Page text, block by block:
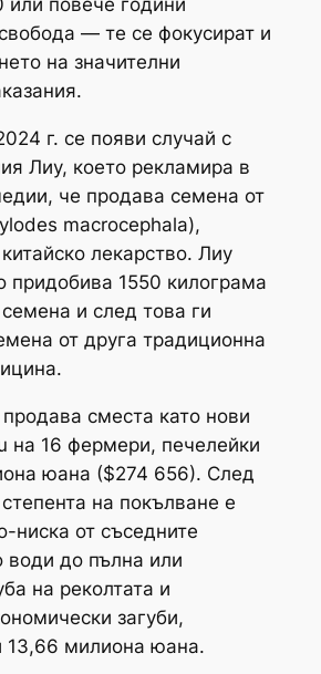
или повече години
— те се фокусират и
на значителни
г. се появи случай с
Лиу, което рекламира в
че продава семена от
macrocephala),
лекарство. Лиу
придобива 1550 килограма
и след това ги
от друга традиционна
сместа като нови
на 16 фермери, печелейки
юана ($274 656). След
на покълване е
ниска от съседните
води до пълна или
на реколтата и
загуби,
13,66 милиона юана.